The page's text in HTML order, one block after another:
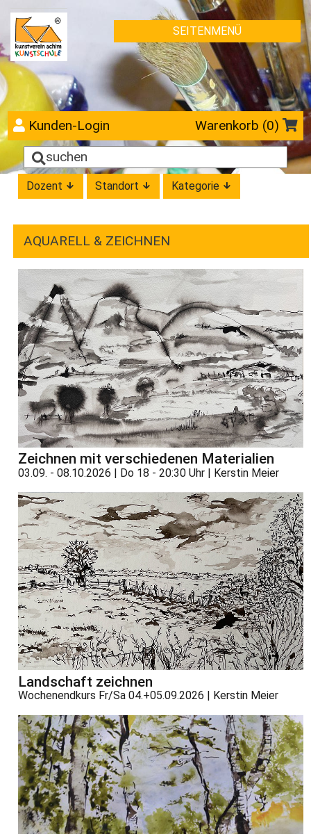
SEITENMENÜ
Kunden-Login Warenkorb (0)
Dozent Standort Kategorie
AQUARELL & ZEICHNEN
Zeichnen mit verschiedenen Materialien
03.09. - 08.10.2026 | Do 18 - 20:30 Uhr | Kerstin Meier
Landschaft zeichnen
Wochenendkurs Fr/Sa 04.+05.09.2026 | Kerstin Meier